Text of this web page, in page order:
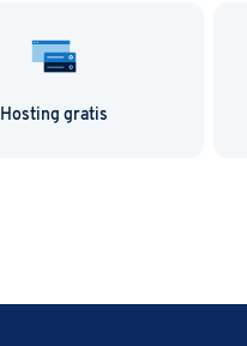
Hosting gratis